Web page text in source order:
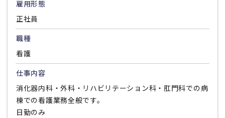
雇用形態
正社員
職種
看護
仕事内容
消化器内科・外科・リハビリテーション科・肛門科での病
棟での看護業務全般です。
日勤のみ